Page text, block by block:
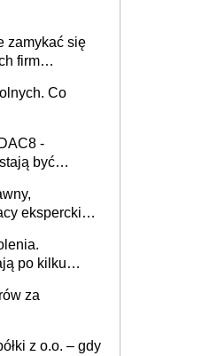
zamykać się
firm
Co
-
być
eksperckiej -
po kilku
za
z o.o. – gdy